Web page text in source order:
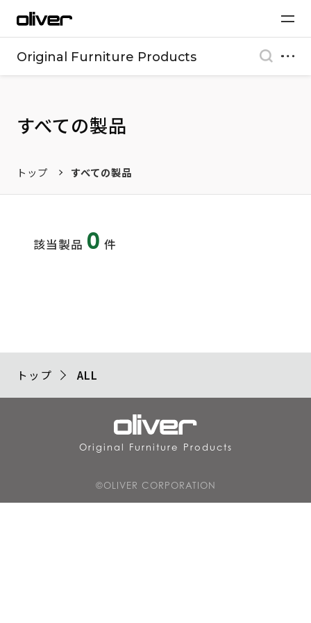
Original Furniture Products
すべての製品
トップ すべての製品
該当製品 0 件
トップ ALL
Original Furniture Products
©OLIVER CORPORATION